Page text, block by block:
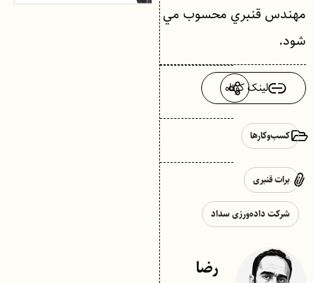
مهندس قنبري محسوب مي
شود.
لینک کوتاه
کسب‌وکارها
برات قنبری
شرکت داده‌ورزی سداد
رضا